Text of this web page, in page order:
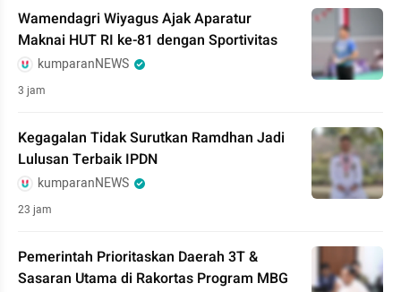
Wamendagri Wiyagus Ajak Aparatur
Maknai HUT RI ke-81 dengan Sportivitas
kumparanNEWS
3 jam
Kegagalan Tidak Surutkan Ramdhan Jadi
Lulusan Terbaik IPDN
kumparanNEWS
23 jam
Pemerintah Prioritaskan Daerah 3T &
Sasaran Utama di Rakortas Program MBG